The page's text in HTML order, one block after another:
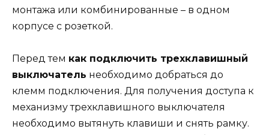
монтажа или комбинированные – в одном
корпусе с розеткой.
Перед тем как подключить трехклавишный
выключатель необходимо добраться до
клемм подключения. Для получения доступа к
механизму трехклавишного выключателя
необходимо вытянуть клавиши и снять рамку.